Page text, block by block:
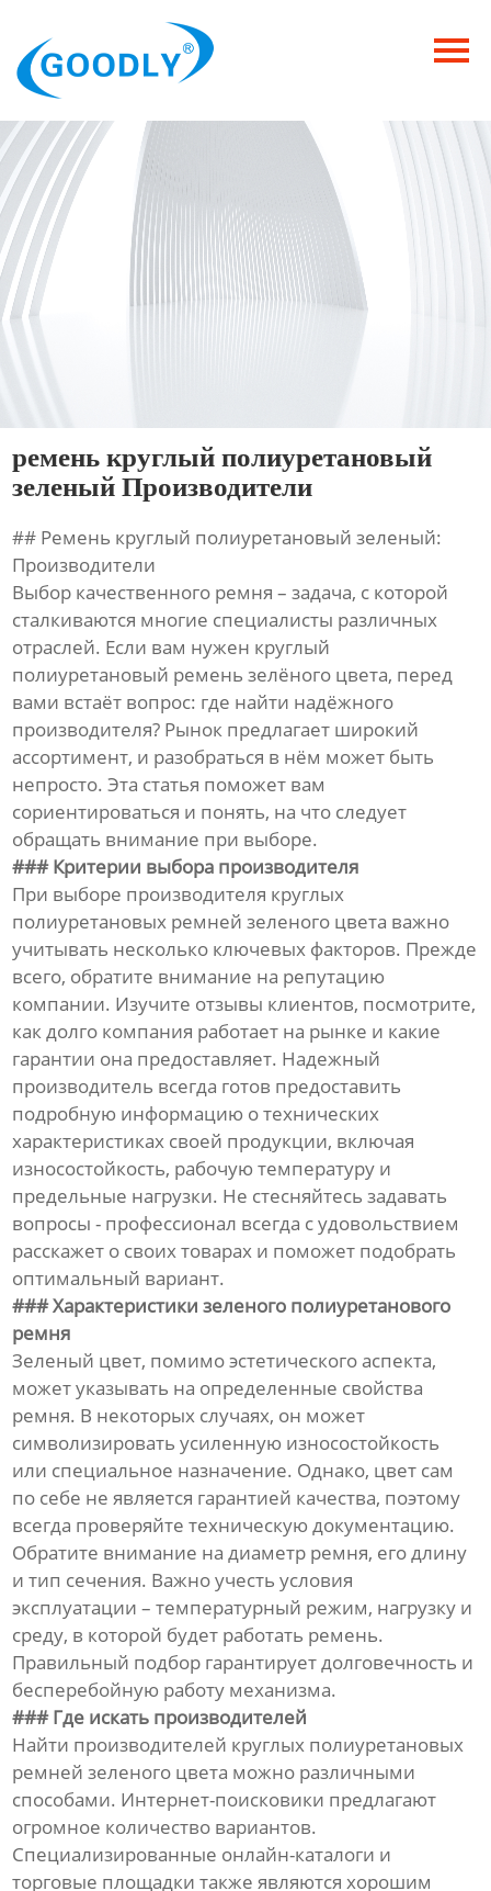
Продукция
ОТРАСЛИ
Категория
Новости
Контакты
ремень круглый полиуретановый
зеленый Производители
## Ремень круглый полиуретановый зеленый:
Производители
Выбор качественного ремня – задача, с которой
сталкиваются многие специалисты различных
отраслей. Если вам нужен круглый
полиуретановый ремень зелёного цвета, перед
вами встаёт вопрос: где найти надёжного
производителя? Рынок предлагает широкий
ассортимент, и разобраться в нём может быть
непросто. Эта статья поможет вам
сориентироваться и понять, на что следует
обращать внимание при выборе.
### Критерии выбора производителя
При выборе производителя круглых
полиуретановых ремней зеленого цвета важно
учитывать несколько ключевых факторов. Прежде
всего, обратите внимание на репутацию
компании. Изучите отзывы клиентов, посмотрите,
как долго компания работает на рынке и какие
гарантии она предоставляет. Надежный
производитель всегда готов предоставить
подробную информацию о технических
характеристиках своей продукции, включая
износостойкость, рабочую температуру и
предельные нагрузки. Не стесняйтесь задавать
вопросы - профессионал всегда с удовольствием
расскажет о своих товарах и поможет подобрать
оптимальный вариант.
### Характеристики зеленого полиуретанового
ремня
Зеленый цвет, помимо эстетического аспекта,
может указывать на определенные свойства
ремня. В некоторых случаях, он может
символизировать усиленную износостойкость
или специальное назначение. Однако, цвет сам
по себе не является гарантией качества, поэтому
всегда проверяйте техническую документацию.
Обратите внимание на диаметр ремня, его длину
и тип сечения. Важно учесть условия
эксплуатации – температурный режим, нагрузку и
среду, в которой будет работать ремень.
Правильный подбор гарантирует долговечность и
бесперебойную работу механизма.
### Где искать производителей
Найти производителей круглых полиуретановых
ремней зеленого цвета можно различными
способами. Интернет-поисковики предлагают
огромное количество вариантов.
Специализированные онлайн-каталоги и
торговые площадки также являются хорошим